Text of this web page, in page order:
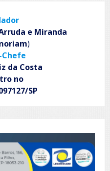
e Miranda
)
da Costa
no
SP